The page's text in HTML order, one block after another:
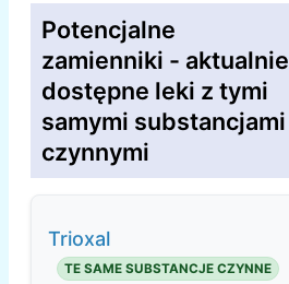
Potencjalne
zamienniki - aktualnie
dostępne leki z tymi
samymi substancjami
czynnymi
Trioxal
TE SAME SUBSTANCJE CZYNNE